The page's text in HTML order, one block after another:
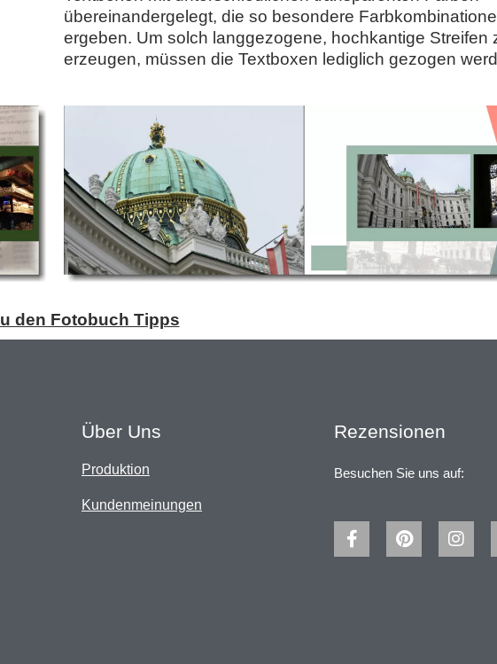
übereinandergelegt, die so besondere
ergeben. Um solch langgezogene, hochkantige Streifen
erzeugen, müssen die Textboxen lediglich gezogen
den Fotobuch Tipps
Über Uns
Produktion
Kundenmeinungen
Rezensionen
Besuchen Sie uns auf: